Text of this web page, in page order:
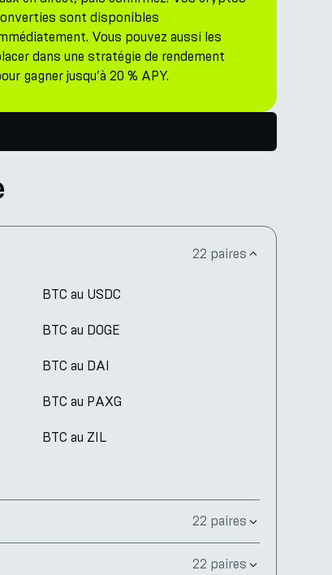
sont disponibles
Vous pouvez aussi les
dans une stratégie de rendement
gagner jusqu’à 20 % APY.
22 paires
BTC au USDC
BTC au DOGE
BTC au DAI
BTC au PAXG
BTC au ZIL
22 paires
22 paires